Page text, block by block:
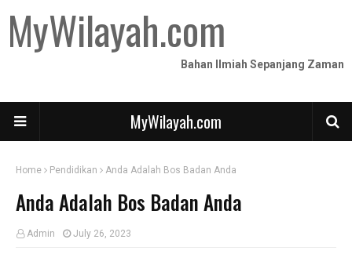
MyWilayah.com
Bahan Ilmiah Sepanjang Zaman
MyWilayah.com
Home Pendidikan Anda Adalah Bos Badan Anda
Anda Adalah Bos Badan Anda
Admin July 26, 2023